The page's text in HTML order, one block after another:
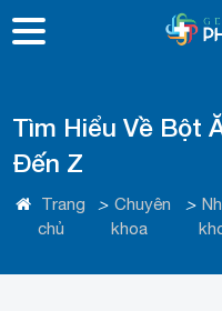
Tìm Hiểu Về Bột
Đến Z
Trang
chủ
> Chuyên
khoa
>